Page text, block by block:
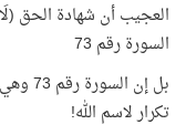
العجيب أن شهادة الحق
السورة رقم 73
بل
تكرار لاسم الله!